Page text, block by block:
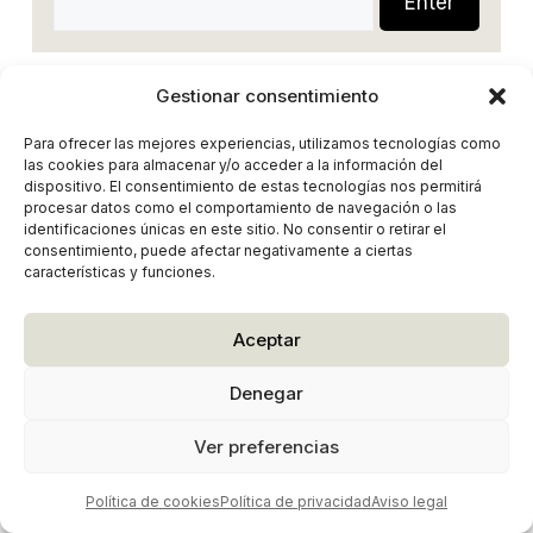
Gestionar consentimiento
Para ofrecer las mejores experiencias, utilizamos tecnologías como
las cookies para almacenar y/o acceder a la información del
dispositivo. El consentimiento de estas tecnologías nos permitirá
procesar datos como el comportamiento de navegación o las
identificaciones únicas en este sitio. No consentir o retirar el
consentimiento, puede afectar negativamente a ciertas
características y funciones.
Aceptar
Denegar
Ver preferencias
Política de cookiesPolítica de privacidadAviso legal
| AVISO LEGAL